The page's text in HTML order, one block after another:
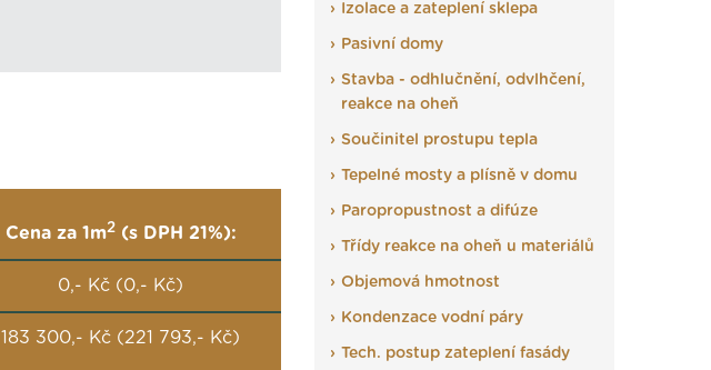
Cena za 1m2(s DPH 21%):
0,- Kč (0,- Kč)
183 300,- Kč (221 793,- Kč)
Izolace a zateplení sklepa
Pasivní domy
Stavba - odhlučnění, odvlhčení,
reakce na oheň
Součinitel prostupu tepla
Tepelné mosty a plísně v domu
Paropropustnost a difúze
Třídy reakce na oheň u materiálů
Objemová hmotnost
Kondenzace vodní páry
Tech. postup zateplení fasády